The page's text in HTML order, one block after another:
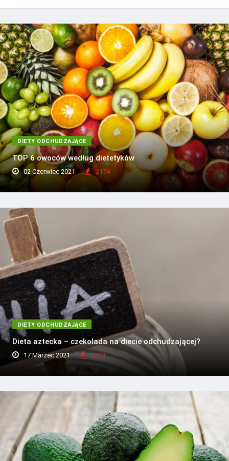
DIETY ODCHUDZAJĄCE
TOP 6 owoców według dietetyków
02 Czerwiec 2021 2174
DIETY ODCHUDZAJĄCE
Dieta aztecka – czekolada na diecie odchudzającej?
17 Marzec 2021 2029